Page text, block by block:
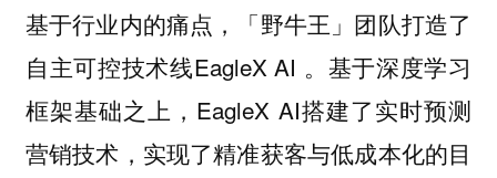
基于行业内的痛点，「野牛王」团队打造了
自主可控技术线EagleX AI 。基于深度学习
框架基础之上，EagleX AI搭建了实时预测
营销技术，实现了精准获客与低成本化的目